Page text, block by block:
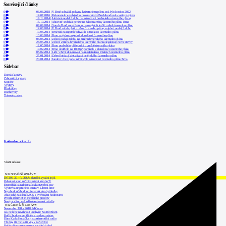
Související články
0 06.06.2018 |V Brně schválili pokyny k územnímu plánu, má být do roku 2022
0
14.07.2016 |Rekonstrukce veřejného prostranství v Brně-Jundrově - veřejná výzva
0
19.11.2014| Aktivisté podali žalobu na aktualizaci brněnského územního plánu
0 15.10.2014 | Aktivisté sesbírali peníze na žalobu změny územního plánu Brna
0
09.09.2014 |Soud v Brně uznal žalobu na magistrát kvůli změně územního plánu
0
14.08.2014 |V Brně začala platit změna územního plánu, odpůrci podají žalobu
0 17.06.2014 |Brněnští zastupitelé schválili aktualizaci územního plánu
0
10.06.2014 |Brno za týden projedná aktualizaci územního plánu
1
04.06.2014 |Zelení podají žalobu na změnu brněnského územního plánu
0
28.05.2014 |Zelení: Změna brněnského územního plánu zlegalizuje černé stavby
0
12.05.2014 |Brno pochybilo při jednání o změně územního plánu
0
19.02.2014 |Brno obdrželo na 1800 připomínek k aktualizaci územního plánu
1
05.02.2014 |Lidé v Brně diskutovali na magistrátu o změnách územního plánu
0
27.01.2014 |Zelení kritizují aktualizaci brněnského územního plánu
0
20.01.2014 | Jundrov chce podat námitky k aktualizaci územního plánu Brna
Sidebar
Domácí zprávy
Zahraniční zprávy
Soutěže
Výstavy
Přednášky
Rozhovory
Tiskové zprávy
Kalendář akcí 15
Vložit událost
NEJNOVĚJŠÍ ZPRÁVY
INTRO 30 – VODA: aktuální vydání je již
Odvolací soud nařídil zastavit stavbu Tr
Kroměřížská radnice získala stavební pov
Výstavba urgentního centra v Liberci ome
Nymburk přehodnocuje záměr stavby školky
Akustické zasklení IZOS s ověřenými hodnotami
Projekt Blueriot: Kancelářské prostory
Nový stadion za Lužánkami nesmí mít dle
NEJČTENĚJŠÍ ZPRÁVY
November Talks 2018: M.Corea
Jak nejlépe navrhnout kuchyň? Soutěž Blum
Hořící budova ve Zlíně se na dvou místec
Dům Karla Hubáčka – experimentální rodin
Tři dny, tři noci a tři vily v záři světel